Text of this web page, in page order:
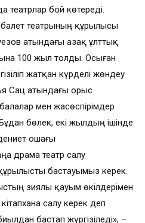
бой көтереді.
театрының құрылысы
атындағы Қазақ ұлттық
100 жыл толды. Осыған
жатқан күрделі жөндеу
Сац атындағы орыс
мен жасөспірімдер
бөлек, екі жылдың ішінде
ошағы
драма театр салу
бастауымыз керек.
зиялы қауым өкілдерімен
салу керек деп
бастап жүргізіледі», –